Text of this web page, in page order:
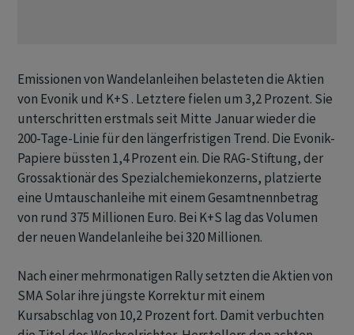
Emissionen von Wandelanleihen belasteten die Aktien
von Evonik und K+S . Letztere fielen um 3,2 Prozent. Sie
unterschritten erstmals seit Mitte Januar wieder die
200-Tage-Linie für den längerfristigen Trend. Die Evonik-
Papiere büssten 1,4 Prozent ein. Die RAG-Stiftung, der
Grossaktionär des Spezialchemiekonzerns, platzierte
eine Umtauschanleihe mit einem Gesamtnennbetrag
von rund 375 Millionen Euro. Bei K+S lag das Volumen
der neuen Wandelanleihe bei 320 Millionen.
Nach einer mehrmonatigen Rally setzten die Aktien von
SMA Solar ihre jüngste Korrektur mit einem
Kursabschlag von 10,2 Prozent fort. Damit verbuchten